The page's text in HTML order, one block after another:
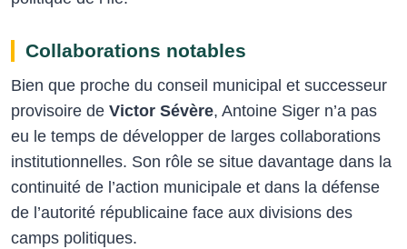
Collaborations notables
Bien que proche du conseil municipal et successeur
provisoire de Victor Sévère, Antoine Siger n’a pas
eu le temps de développer de larges collaborations
institutionnelles. Son rôle se situe davantage dans la
continuité de l’action municipale et dans la défense
de l’autorité républicaine face aux divisions des
camps politiques.